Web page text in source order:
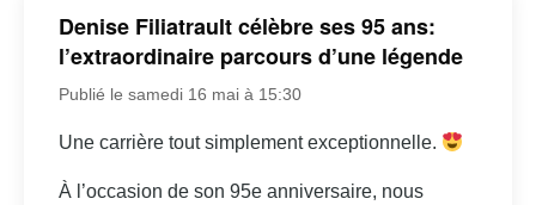
Denise Filiatrault célèbre ses 95 ans:
l’extraordinaire parcours d’une légende
Publié le samedi 16 mai à 15:30
Une carrière tout simplement exceptionnelle.
À l’occasion de son 95e anniversaire, nous